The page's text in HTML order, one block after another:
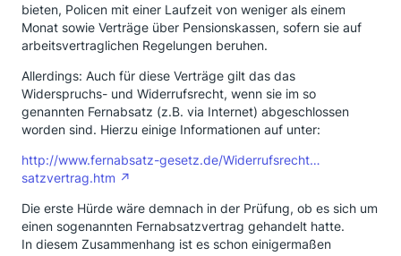
bieten, Policen mit einer Laufzeit von weniger als einem
Monat sowie Verträge über Pensionskassen, sofern sie auf
arbeitsvertraglichen Regelungen beruhen.
Allerdings: Auch für diese Verträge gilt das das
Widerspruchs- und Widerrufsrecht, wenn sie im so
genannten Fernabsatz (z.B. via Internet) abgeschlossen
worden sind. Hierzu einige Informationen auf unter:
http://www.fernabsatz-gesetz.de/Widerrufsrecht…
satzvertrag.htm
Die erste Hürde wäre demnach in der Prüfung, ob es sich um
einen sogenannten Fernabsatzvertrag gehandelt hatte.
In diesem Zusammenhang ist es schon einigermaßen